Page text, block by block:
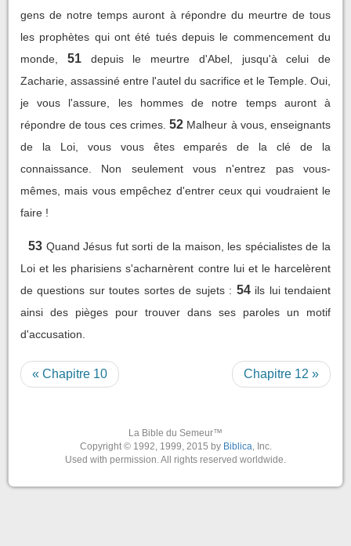
gens de notre temps auront à répondre du meurtre de tous
les prophètes qui ont été tués depuis le commencement du
monde,
51
depuis le meurtre d'Abel, jusqu'à celui de
Zacharie, assassiné entre l'autel du sacrifice et le Temple. Oui,
je vous l'assure, les hommes de notre temps auront à
répondre de tous ces crimes. 52 Malheur à vous, enseignants
de la Loi, vous vous êtes emparés de la clé de la
connaissance. Non seulement vous n'entrez pas vous-
mêmes, mais vous empêchez d'entrer ceux qui voudraient le
faire !
53 Quand Jésus fut sorti de la maison, les spécialistes de la
Loi et les pharisiens s'acharnèrent contre lui et le harcelèrent
de questions sur toutes sortes de sujets : 54 ils lui tendaient
ainsi des pièges pour trouver dans ses paroles un motif
d'accusation.
« Chapitre 10 Chapitre 12 »
La Bible du Semeur™
Copyright © 1992, 1999, 2015 by Biblica, Inc.
Used with permission. All rights reserved worldwide.